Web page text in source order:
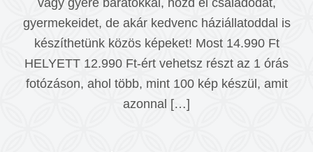
gyermekeidet, de akár kedvenc háziállatoddal is
készíthetünk közös képeket! Most 14.990 Ft
HELYETT 12.990 Ft-ért vehetsz részt az 1 órás
fotózáson, ahol több, mint 100 kép készül, amit
azonnal […]